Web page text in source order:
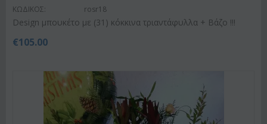
ΚΩΔΙΚΟΣ: rosr18
Design μπουκέτο με (31) κόκκινα τριαντάφυλλα + Βάζο !!!
€105.00